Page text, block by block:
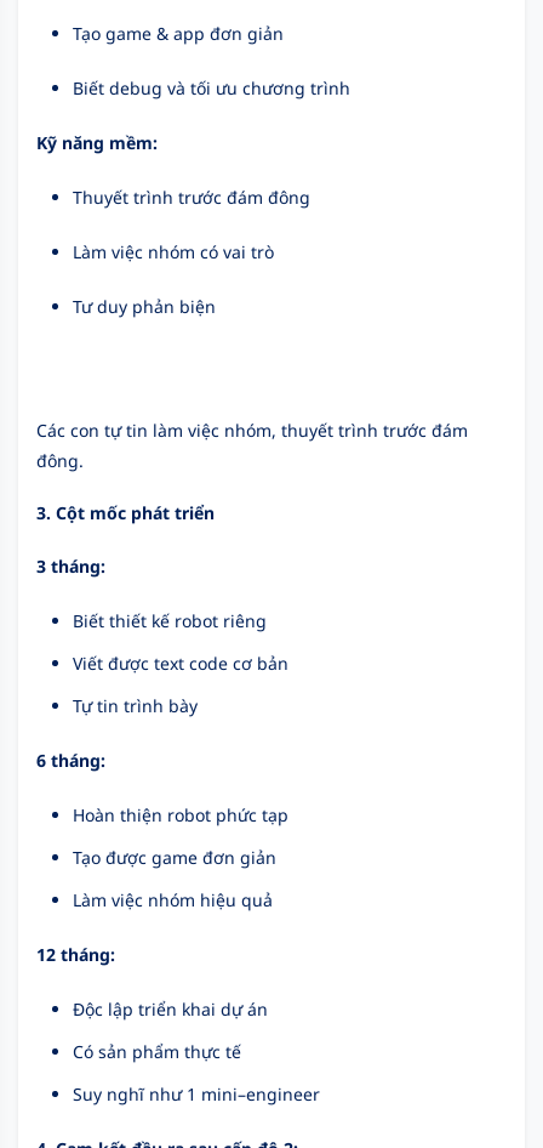
Tạo game & app đơn giản
Biết debug và tối ưu chương trình
Kỹ năng mềm:
Thuyết trình trước đám đông
Làm việc nhóm có vai trò
Tư duy phản biện
Các con tự tin làm việc nhóm, thuyết trình trước đám
đông.
3. Cột mốc phát triển
3 tháng:
Biết thiết kế robot riêng
Viết được text code cơ bản
Tự tin trình bày
6 tháng:
Hoàn thiện robot phức tạp
Tạo được game đơn giản
Làm việc nhóm hiệu quả
12 tháng:
Độc lập triển khai dự án
Có sản phẩm thực tế
Suy nghĩ như 1 mini–engineer